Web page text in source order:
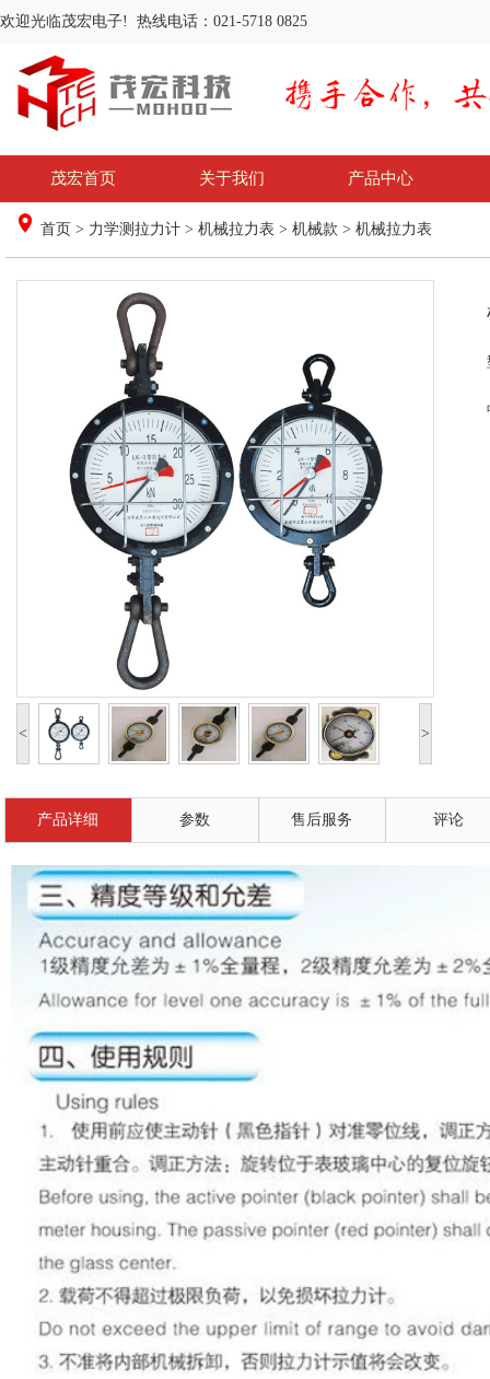
欢迎光临茂宏电子! 热线电话：021-5718 0825
茂宏首页 关于我们 产品中心
首页 > 力学测拉力计 > 机械拉力表 > 机械款 > 机械拉力表
< >
产品详细 参数 售后服务 评论